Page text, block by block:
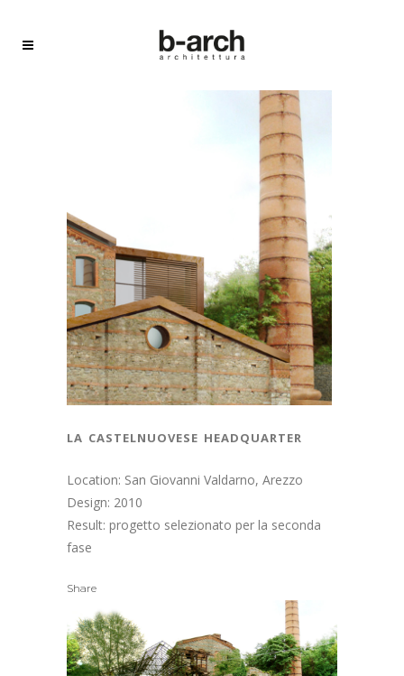
la castelnuovese headquarter
Location: San Giovanni Valdarno, Arezzo
Design: 2010
Result: progetto selezionato per la seconda
fase
Share